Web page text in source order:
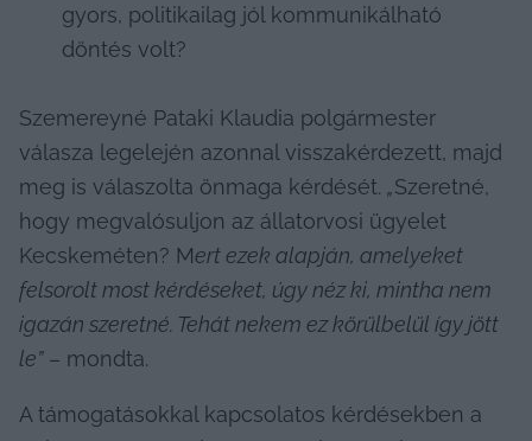
gyors, politikailag jól kommunikálható
döntés volt?
Szemereyné Pataki Klaudia polgármester
válasza legelején azonnal visszakérdezett, majd
meg is válaszolta önmaga kérdését. „Szeretné,
hogy megvalósuljon az állatorvosi ügyelet
Kecskeméten? Mert ezek alapján, amelyeket
felsorolt most kérdéseket, úgy néz ki, mintha nem
igazán szeretné. Tehát nekem ez körülbelül így jött
le” – mondta.
A támogatásokkal kapcsolatos kérdésekben a